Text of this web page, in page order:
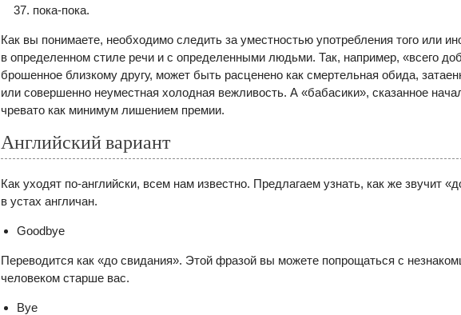
пока-пока.
Как вы понимаете, необходимо следить за уместностью употребления того или
в определенном стиле речи и с определенными людьми. Так, например, «всего
брошенное близкому другу, может быть расценено как смертельная обида,
или совершенно неуместная холодная вежливость. А «бабасики», сказанное
чревато как минимум лишением премии.
Английский вариант
Как уходят по-английски, всем нам известно. Предлагаем узнать, как же звучит
в устах англичан.
Goodbye
Переводится как «до свидания». Этой фразой вы можете попрощаться с
человеком старше вас.
Bye